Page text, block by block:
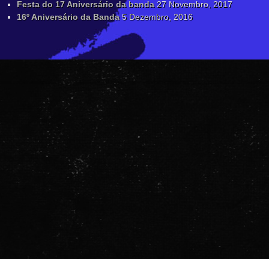
Festa do 17 Aniversário da banda 27 Novembro, 2017
16º Aniversário da Banda 5 Dezembro, 2016